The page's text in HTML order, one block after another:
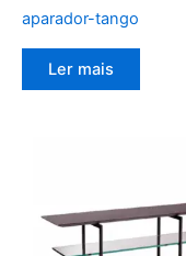
aparador-tango
Ler mais